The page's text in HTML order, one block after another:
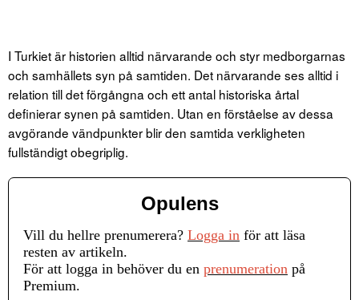
I Turkiet är historien alltid närvarande och styr medborgarnas
och samhällets syn på samtiden. Det närvarande ses alltid i
relation till det förgångna och ett antal historiska årtal
definierar synen på samtiden. Utan en förståelse av dessa
avgörande vändpunkter blir den samtida verkligheten
fullständigt obegriplig.
Opulens
Vill du hellre prenumerera? Logga in för att läsa
resten av artikeln.
För att logga in behöver du en prenumeration på
Premium.